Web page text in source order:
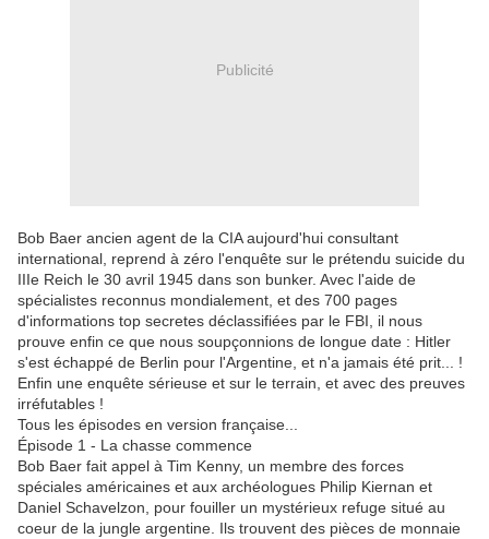
Publicité
Bob Baer ancien agent de la CIA aujourd'hui consultant
international, reprend à zéro l'enquête sur le prétendu suicide du
IIIe Reich le 30 avril 1945 dans son bunker. Avec l'aide de
spécialistes reconnus mondialement, et des 700 pages
d'informations top secretes déclassifiées par le FBI, il nous
prouve enfin ce que nous soupçonnions de longue date : Hitler
s'est échappé de Berlin pour l'Argentine, et n'a jamais été prit... !
Enfin une enquête sérieuse et sur le terrain, et avec des preuves
irréfutables !
Tous les épisodes en version française...
Épisode 1 - La chasse commence
Bob Baer fait appel à Tim Kenny, un membre des forces
spéciales américaines et aux archéologues Philip Kiernan et
Daniel Schavelzon, pour fouiller un mystérieux refuge situé au
coeur de la jungle argentine. Ils trouvent des pièces de monnaie